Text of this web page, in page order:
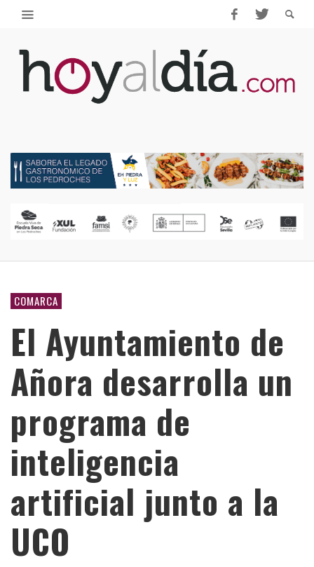
COMARCA
El Ayuntamiento de
Añora desarrolla un
programa de
inteligencia
artificial junto a la
UCO